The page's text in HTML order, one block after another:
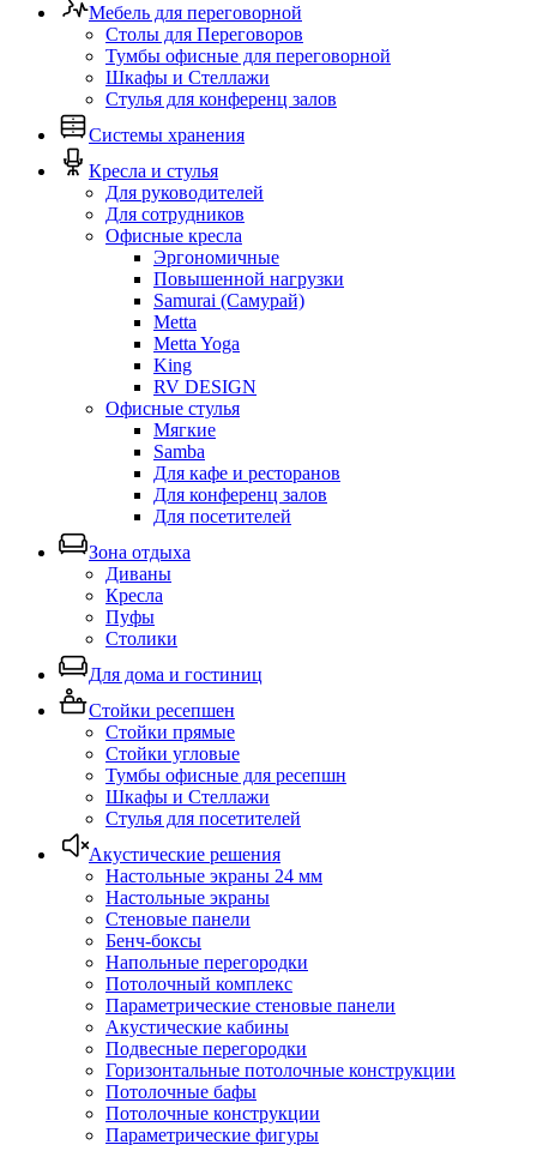
Мебель для переговорной
Столы для Переговоров
Тумбы офисные для переговорной
Шкафы и Стеллажи
Стулья для конференц залов
Системы хранения
Кресла и стулья
Для руководителей
Для сотрудников
Офисные кресла
Эргономичные
Повышенной нагрузки
Samurai (Самурай)
Metta
Metta Yoga
King
RV DESIGN
Офисные стулья
Мягкие
Samba
Для кафе и ресторанов
Для конференц залов
Для посетителей
Зона отдыха
Диваны
Кресла
Пуфы
Столики
Для дома и гостиниц
Стойки ресепшен
Стойки прямые
Стойки угловые
Тумбы офисные для ресепшн
Шкафы и Стеллажи
Стулья для посетителей
Акустические решения
Настольные экраны 24 мм
Настольные экраны
Стеновые панели
Бенч-боксы
Напольные перегородки
Потолочный комплекс
Параметрические стеновые панели
Акустические кабины
Подвесные перегородки
Горизонтальные потолочные конструкции
Потолочные бафы
Потолочные конструкции
Параметрические фигуры